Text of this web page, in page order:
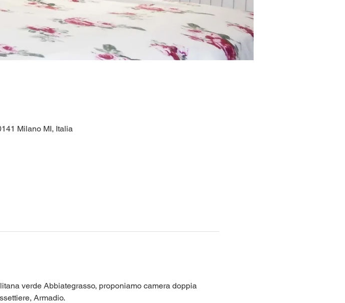
Milano MI, Italia
verde Abbiategrasso, proponiamo camera doppia
Armadio.